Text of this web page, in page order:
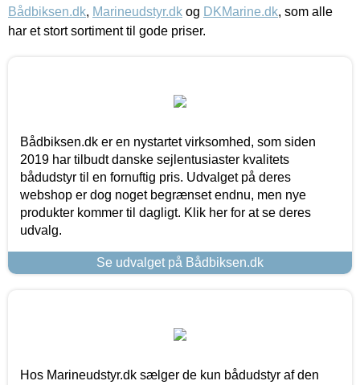
Bådbiksen.dk, Marineudstyr.dk og DKMarine.dk, som alle
har et stort sortiment til gode priser.
Bådbiksen.dk er en nystartet virksomhed, som siden
2019 har tilbudt danske sejlentusiaster kvalitets
bådudstyr til en fornuftig pris. Udvalget på deres
webshop er dog noget begrænset endnu, men nye
produkter kommer til dagligt. Klik her for at se deres
udvalg.
Se udvalget på Bådbiksen.dk
Hos Marineudstyr.dk sælger de kun bådudstyr af den